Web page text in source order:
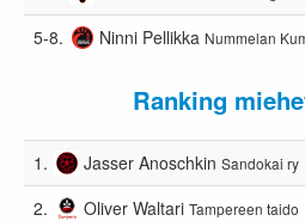
5-8. Ninni Pellikka Nummelan
Ranking
1. Jasser Anoschkin Sandokai ry
2. Oliver Waltari Tampereen taido